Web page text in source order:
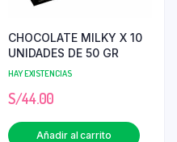
CHOCOLATE MILKY X 10
UNIDADES DE 50 GR
HAY EXISTENCIAS
S/44.00
Añadir al carrito